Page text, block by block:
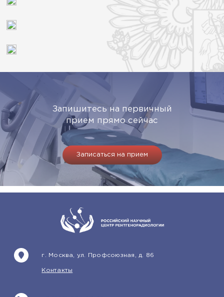
Запишитесь на первичный
прием прямо сейчас
Записаться на прием
г. Москва, ул. Профсоюзная, д. 86
Контакты